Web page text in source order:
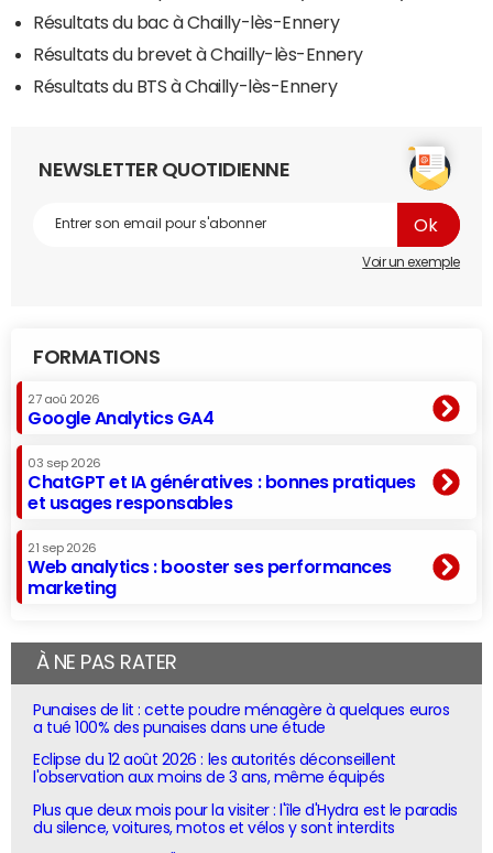
Résultats du bac à Chailly-lès-Ennery
Résultats du brevet à Chailly-lès-Ennery
Résultats du BTS à Chailly-lès-Ennery
NEWSLETTER QUOTIDIENNE
Voir un exemple
FORMATIONS
27 aoû 2026
Google Analytics GA4
03 sep 2026
ChatGPT et IA génératives : bonnes pratiques
et usages responsables
21 sep 2026
Web analytics : booster ses performances
marketing
À NE PAS RATER
Punaises de lit : cette poudre ménagère à quelques euros
a tué 100% des punaises dans une étude
Eclipse du 12 août 2026 : les autorités déconseillent
l'observation aux moins de 3 ans, même équipés
Plus que deux mois pour la visiter : l'île d'Hydra est le paradis
du silence, voitures, motos et vélos y sont interdits